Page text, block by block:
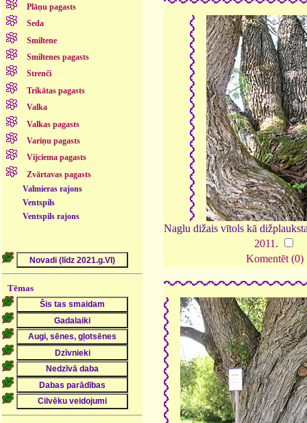
Plāņu pagasts
Seda
Smiltene
Smiltenes pagasts
Strenči
Trikātas pagasts
Valka
Valkas pagasts
Variņu pagasts
Vijciema pagasts
Zvārtavas pagasts
Valmieras rajons
Ventspils
Ventspils rajons
Tēmas
Naglu dižais vītols kā
2011 .
Komentēt (0)